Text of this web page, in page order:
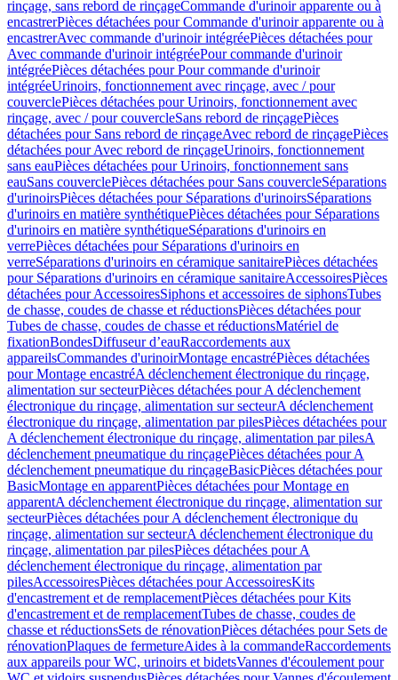
rinçage, sans rebord de rinçageCommande d'urinoir apparente ou à
encastrerPièces détachées pour Commande d'urinoir apparente ou à
encastrerAvec commande d'urinoir intégréePièces détachées pour
Avec commande d'urinoir intégréePour commande d'urinoir
intégréePièces détachées pour Pour commande d'urinoir
intégréeUrinoirs, fonctionnement avec rinçage, avec / pour
couverclePièces détachées pour Urinoirs, fonctionnement avec
rinçage, avec / pour couvercleSans rebord de rinçagePièces
détachées pour Sans rebord de rinçageAvec rebord de rinçagePièces
détachées pour Avec rebord de rinçageUrinoirs, fonctionnement
sans eauPièces détachées pour Urinoirs, fonctionnement sans
eauSans couverclePièces détachées pour Sans couvercleSéparations
d'urinoirsPièces détachées pour Séparations d'urinoirsSéparations
d'urinoirs en matière synthétiquePièces détachées pour Séparations
d'urinoirs en matière synthétiqueSéparations d'urinoirs en
verrePièces détachées pour Séparations d'urinoirs en
verreSéparations d'urinoirs en céramique sanitairePièces détachées
pour Séparations d'urinoirs en céramique sanitaireAccessoiresPièces
détachées pour AccessoiresSiphons et accessoires de siphonsTubes
de chasse, coudes de chasse et réductionsPièces détachées pour
Tubes de chasse, coudes de chasse et réductionsMatériel de
fixationBondesDiffuseur d’eauRaccordements aux
appareilsCommandes d'urinoirMontage encastréPièces détachées
pour Montage encastréA déclenchement électronique du rinçage,
alimentation sur secteurPièces détachées pour A déclenchement
électronique du rinçage, alimentation sur secteurA déclenchement
électronique du rinçage, alimentation par pilesPièces détachées pour
A déclenchement électronique du rinçage, alimentation par pilesA
déclenchement pneumatique du rinçagePièces détachées pour A
déclenchement pneumatique du rinçageBasicPièces détachées pour
BasicMontage en apparentPièces détachées pour Montage en
apparentA déclenchement électronique du rinçage, alimentation sur
secteurPièces détachées pour A déclenchement électronique du
rinçage, alimentation sur secteurA déclenchement électronique du
rinçage, alimentation par pilesPièces détachées pour A
déclenchement électronique du rinçage, alimentation par
pilesAccessoiresPièces détachées pour AccessoiresKits
d'encastrement et de remplacementPièces détachées pour Kits
d'encastrement et de remplacementTubes de chasse, coudes de
chasse et réductionsSets de rénovationPièces détachées pour Sets de
rénovationPlaques de fermetureAides à la commandeRaccordements
aux appareils pour WC, urinoirs et bidetsVannes d'écoulement pour